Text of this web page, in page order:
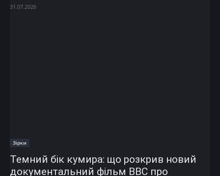
31.07.2026
Зірки
Темний бік кумира: що розкрив новий
документальний фільм ВВС про